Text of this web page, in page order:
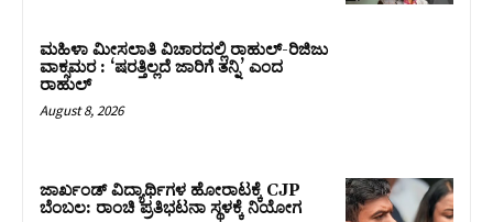
ಮಹಿಳಾ ಮೀಸಲಾತಿ ವಿಚಾರದಲ್ಲಿ ರಾಹುಲ್‌-ರಿಜಿಜು
ವಾಕ್ಸಮರ : ‘ಷರತ್ತಿಲ್ಲದೆ ಜಾರಿಗೆ ತನ್ನಿ’ ಎಂದ
ರಾಹುಲ್‌
August 8, 2026
ಜಾರ್ಖಂಡ್‌ ವಿದ್ಯಾರ್ಥಿಗಳ ಹೋರಾಟಕ್ಕೆ CJP
ಬೆಂಬಲ: ರಾಂಚಿ ಪ್ರತಿಭಟನಾ ಸ್ಥಳಕ್ಕೆ ನಿಯೋಗ